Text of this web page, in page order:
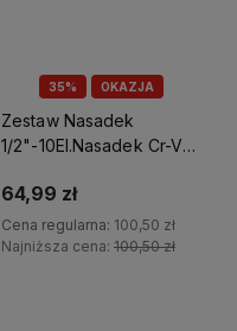
35% OKAZJA
Zestaw Nasadek
1/2"-10El.Nasadek Cr-V
64,99 zł
Cena regularna: 100,50 zł
Najniższa cena: 100,50 zł